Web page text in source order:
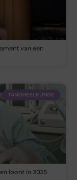
van een
TANDHEELKUNDE
loont in 2025